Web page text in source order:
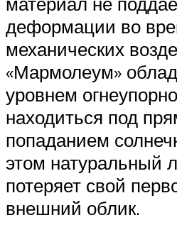
деформации во
механических
«Мармолеум»
уровнем
находиться под
попаданием
этом натуральный
потеряет свой
внешний облик.